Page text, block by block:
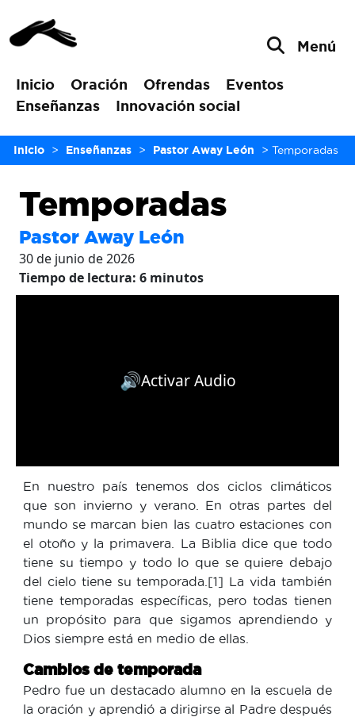
Inicio Oración Ofrendas
Eventos
Enseñanzas
Innovación social
Menú
Inicio > Enseñanzas > Pastor Away León > Temporadas
Temporadas
Pastor Away León
30 de junio de 2026
Tiempo de lectura: 6 minutos
🔊Activar Audio
En nuestro país tenemos dos ciclos climáticos
que son invierno y verano. En otras partes del
mundo se marcan bien las cuatro estaciones con
el otoño y la primavera. La Biblia dice que todo
tiene su tiempo y todo lo que se quiere debajo
del cielo tiene su temporada.[1] La vida también
tiene temporadas específicas, pero todas tienen
un propósito para que sigamos aprendiendo y
Dios siempre está en medio de ellas.
Cambios de temporada
Pedro fue un destacado alumno en la escuela de
la oración y aprendió a dirigirse al Padre después